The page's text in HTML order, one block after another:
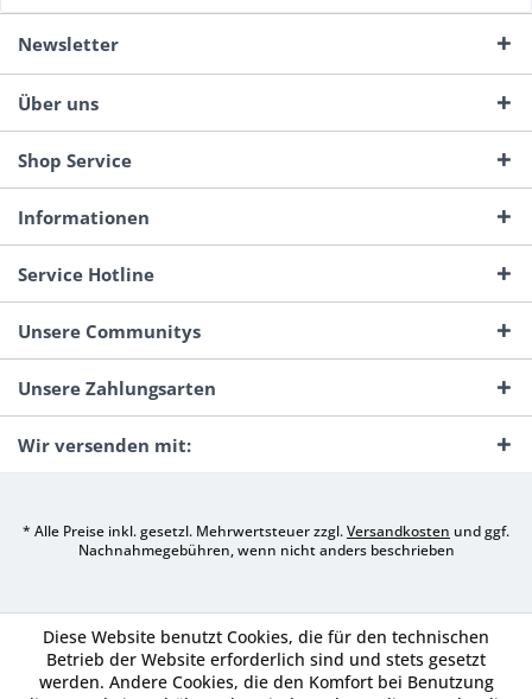
Newsletter
Über uns
Shop Service
Informationen
Service Hotline
Unsere Communitys
Unsere Zahlungsarten
Wir versenden mit:
* Alle Preise inkl. gesetzl. Mehrwertsteuer zzgl.Versandkosten und ggf.
Nachnahmegebühren, wenn nicht anders beschrieben
Diese Website benutzt Cookies, die für den technischen
Betrieb der Website erforderlich sind und stets gesetzt
werden. Andere Cookies, die den Komfort bei Benutzung